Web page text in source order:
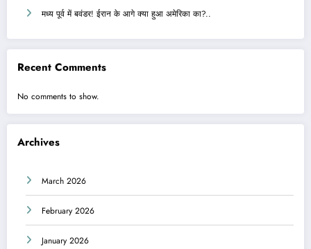
मध्य पूर्व में बवंडर! ईरान के आगे क्या हुआ अमेरिका का?..
Recent Comments
No comments to show.
Archives
March 2026
February 2026
January 2026